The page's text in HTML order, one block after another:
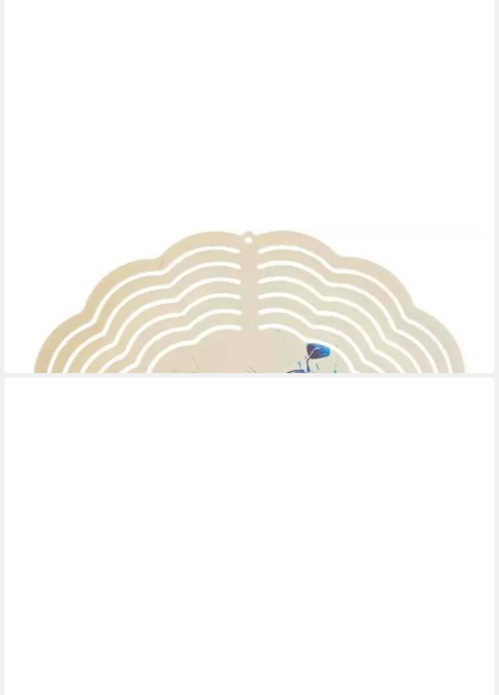
Windspiel Edelstahl 3D Windspiel Windspinner 20cm Bike
Aquarell 2 WI261
16,99 €
lieferbar - in 3-4 Werktagen bei dir